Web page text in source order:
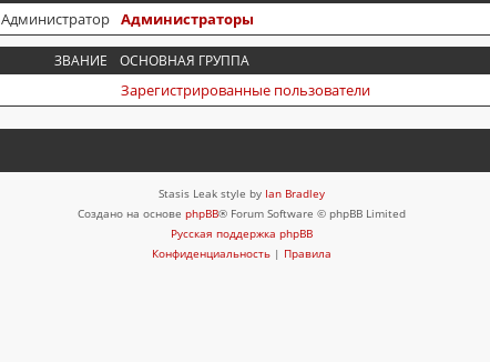
Администратор Администраторы
ЗВАНИЕ ОСНОВНАЯ ГРУППА
Зарегистрированные пользователи
Stasis Leak style by Ian Bradley
Создано на основе phpBB® Forum Software © phpBB Limited
Русская поддержка phpBB
Конфиденциальность | Правила